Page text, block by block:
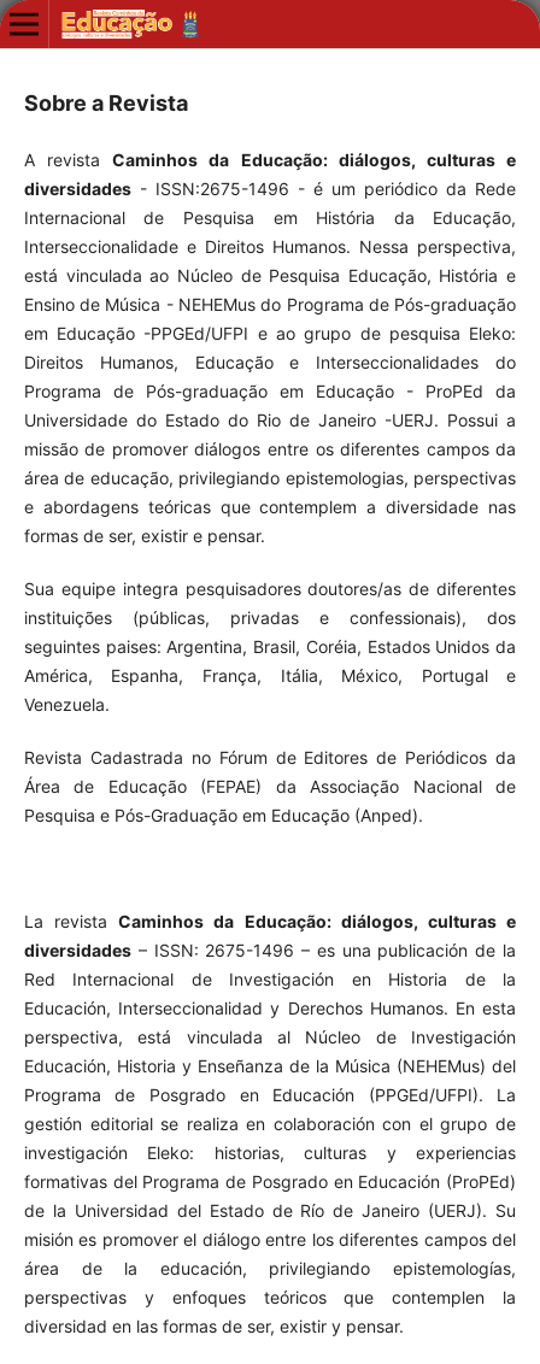
Sobre a Revista
A revistaCaminhos da Educação: diálogos, culturas e
diversidades- ISSN:2675-1496 - é um periódico da Rede
Internacional de Pesquisa em História da Educação,
Interseccionalidade e Direitos Humanos. Nessa perspectiva,
está vinculada ao Núcleo de Pesquisa Educação, História e
Ensino de Música - NEHEMus do Programa de Pós-graduação
em Educação -PPGEd/UFPI e ao grupo de pesquisa Eleko:
Direitos Humanos, Educação e Interseccionalidades do
Programa de Pós-graduação em Educação - ProPEd da
Universidade do Estado do Rio de Janeiro -UERJ. Possui a
missão de promover diálogos entre os diferentes campos da
área de educação, privilegiando epistemologias, perspectivas
e abordagens teóricas que contemplem a diversidade nas
formas de ser, existir e pensar.
Sua equipe integra pesquisadores doutores/as de diferentes
instituições (públicas, privadas e confessionais), dos
seguintes paises: Argentina, Brasil, Coréia, Estados Unidos da
América, Espanha, França, Itália, México, Portugal e
Venezuela.
Revista Cadastrada no Fórum de Editores de Periódicos da
Área de Educação (FEPAE) da Associação Nacional de
Pesquisa e Pós-Graduação em Educação (Anped).
La revistaCaminhos da Educação: diálogos, culturas e
diversidades– ISSN: 2675-1496 – es una publicación de la
Red Internacional de Investigación en Historia de la
Educación, Interseccionalidad y Derechos Humanos. En esta
perspectiva, está vinculada al Núcleo de Investigación
Educación, Historia y Enseñanza de la Música (NEHEMus) del
Programa de Posgrado en Educación (PPGEd/UFPI). La
gestión editorial se realiza en colaboración con el grupo de
investigación Eleko: historias, culturas y experiencias
formativas del Programa de Posgrado en Educación (ProPEd)
de la Universidad del Estado de Río de Janeiro (UERJ). Su
misión es promover el diálogo entre los diferentes campos del
área de la educación, privilegiando epistemologías,
perspectivas y enfoques teóricos que contemplen la
diversidad en las formas de ser, existir y pensar.